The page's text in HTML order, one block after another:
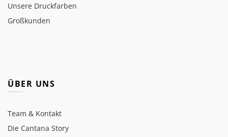
Unsere Druckfarben
Großkunden
ÜBER UNS
Team & Kontakt
Die Cantana Story